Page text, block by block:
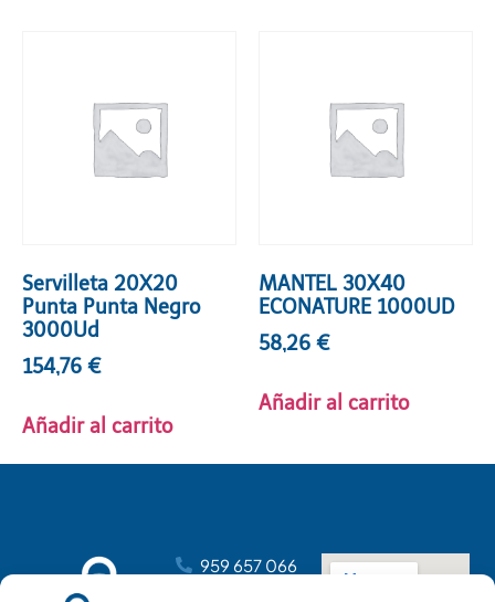
Servilleta 20X20
Punta Punta Negro
3000Ud
154,76 €
Añadir al carrito
MANTEL 30X40
ECONATURE 1000UD
58,26 €
Añadir al carrito
959 657 066